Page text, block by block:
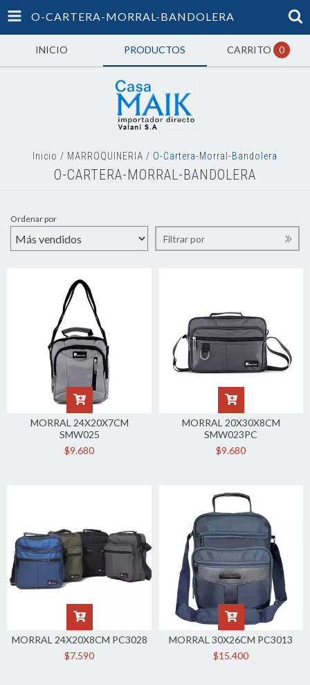
O-CARTERA-MORRAL-BANDOLERA
INICIO PRODUCTOS CARRITO 0
Inicio / MARROQUINERIA / O-Cartera-Morral-Bandolera
O-CARTERA-MORRAL-BANDOLERA
Ordenar por
Filtrar por
MORRAL 24X20X7CM
SMW025
$9.680
MORRAL 20X30X8CM
SMW023PC
$9.680
MORRAL 24X20X8CM PC3028
$7.590
MORRAL 30X26CM PC3013
$15.400